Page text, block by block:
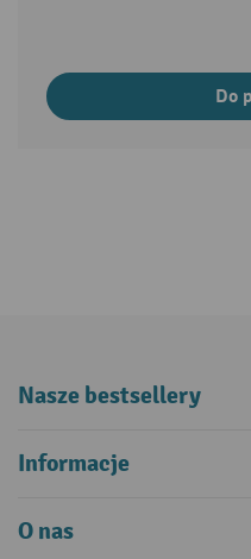
Do
Nasze bestsellery
Informacje
O nas